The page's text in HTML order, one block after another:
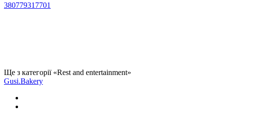
380779317701
Ще з категорії «Rest and entertainment»
Gusi.Bakery